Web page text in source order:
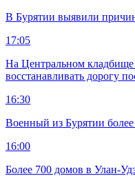
В Бурятии выявили
17:05
На Центральном
восстанавливать дорогу
16:30
Военный из Бурятии
16:00
Более 700 домов в Улан-